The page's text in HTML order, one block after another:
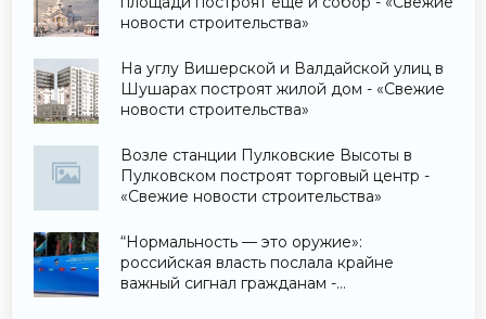
новости строительства»
На углу Вишерской и Валдайской улиц в
Шушарах построят жилой дом - «Свежие
новости строительства»
Возле станции Пулковские Высоты в
Пулковском построят торговый центр -
«Свежие новости строительства»
“Нормальность — это оружие»:
российская власть послала крайне
важный сигнал гражданам -